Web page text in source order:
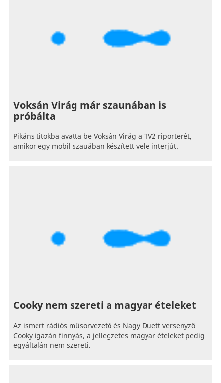
Voksán Virág már szaunában is
próbálta
Pikáns titokba avatta be Voksán Virág a TV2 riporterét,
amikor egy mobil szauában készített vele interjút.
Cooky nem szereti a magyar ételeket
Az ismert rádiós műsorvezető és Nagy Duett versenyző
Cooky igazán finnyás, a jellegzetes magyar ételeket pedig
egyáltalán nem szereti.